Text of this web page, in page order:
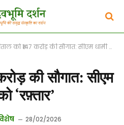
को ₹147 करोड़ की सौगात: सीएम धामी ने दी विकास को ‘रफ़्तार’
की सौगात: सीएम
‘रफ़्तार’
28/02/2026